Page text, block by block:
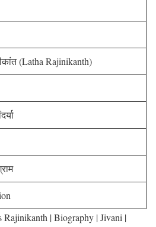
(Latha Rajinikanth)
Rajinikanth | Biography | Jivani |